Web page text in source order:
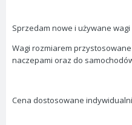
Sprzedam nowe i używane
Wagi rozmiarem
naczepami oraz do
Cena dostosowane